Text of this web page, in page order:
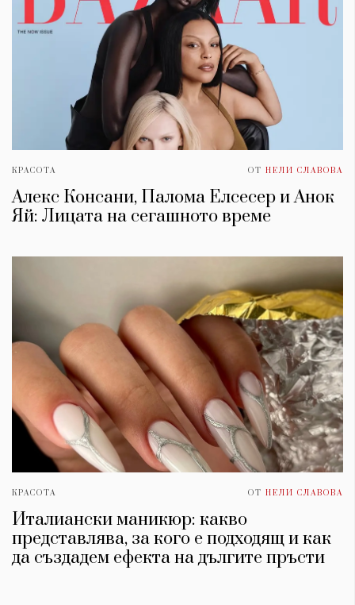
КРАСОТА ОТ НЕЛИ СЛАВОВА
Алекс Консани, Палома Елсесер и Анок
Яй: Лицата на сегашното време
КРАСОТА ОТ НЕЛИ СЛАВОВА
Италиански маникюр: какво
представлява, за кого е подходящ и как
да създадем ефекта на дългите пръсти